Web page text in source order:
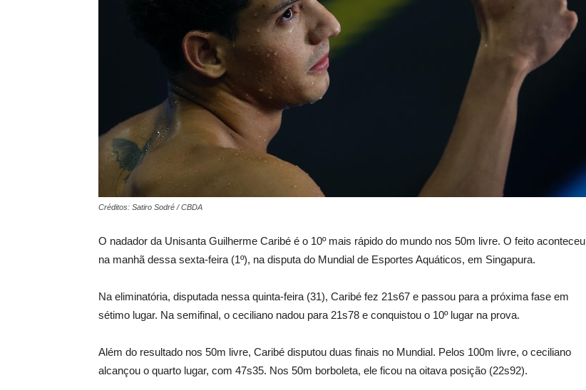
Créditos: Satiro Sodré / CBDA
O nadador da Unisanta Guilherme Caribé é o 10º mais rápido do mundo nos 50m livre. O feito aconteceu
na manhã dessa sexta-feira (1º), na disputa do Mundial de Esportes Aquáticos, em Singapura.
Na eliminatória, disputada nessa quinta-feira (31), Caribé fez 21s67 e passou para a próxima fase em
sétimo lugar. Na semifinal, o ceciliano nadou para 21s78 e conquistou o 10º lugar na prova.
Além do resultado nos 50m livre, Caribé disputou duas finais no Mundial. Pelos 100m livre, o ceciliano
alcançou o quarto lugar, com 47s35. Nos 50m borboleta, ele ficou na oitava posição (22s92).